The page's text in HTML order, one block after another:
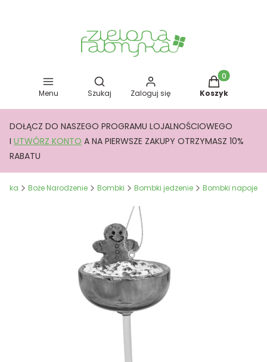
Menu
Otwórz wyszukiwarkę
Szukaj Zaloguj się
Produkty w
Koszyk
DOŁĄCZ DO NASZEGO PROGRAMU LOJALNOŚCIOWEGO
I UTWÓRZ KONTO A NA PIERWSZE ZAKUPY OTRZYMASZ 10%
RABATU
Boże Narodzenie Bombki Bombki jedzenie Bombki napoje